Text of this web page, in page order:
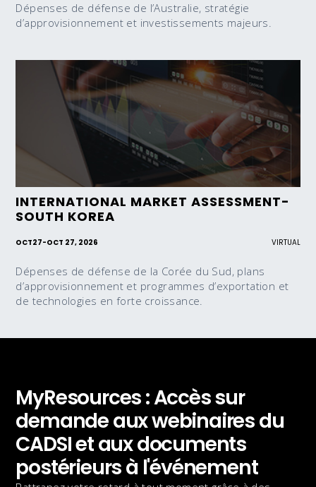
Dépenses de défense de l’Australie, stratégie
d’approvisionnement et investissements majeurs.
INTERNATIONAL MARKET ASSESSMENT-
SOUTH KOREA
OCT27-OCT 27, 2026 VIRTUAL
Dépenses de défense de la Corée du Sud, plans
d’approvisionnement et programmes d’exportation et
de technologies en forte croissance.
MyResources : Accès sur
demande aux webinaires du
CADSI et aux documents
postérieurs à l'événement